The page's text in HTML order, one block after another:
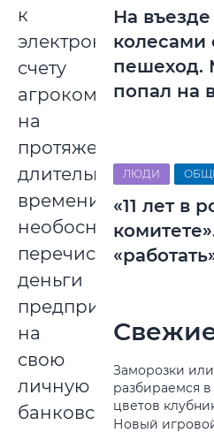
к
электронному
счету
агрокомбината,
на
протяжении
длительного
времени
необоснованно
перечисляла
деньги
предприятия
на
свою
личную
банковскую
На
колесами
пешеход.
попал на
ЛЮДИ
«11 лет в
Заморозки
разбираемся
цветов
Новый